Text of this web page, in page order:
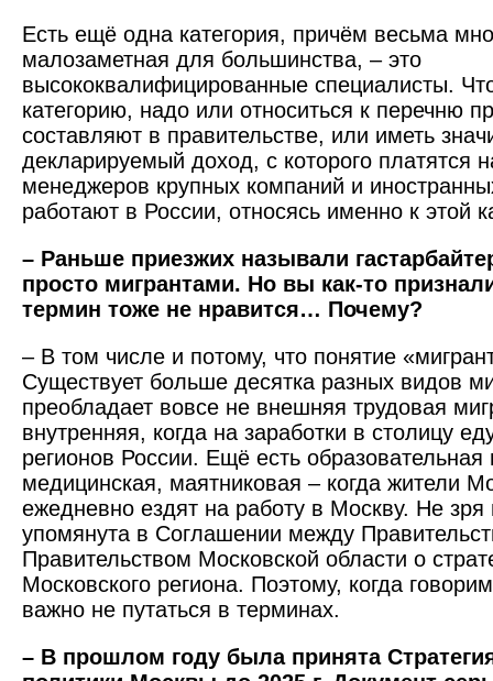
Есть ещё одна категория, причём весьма
малозаметная для большинства, – это
высококвалифицированные специалисты.
категорию, надо или относиться к перечню
составляют в правительстве, или иметь
декларируемый доход, с которого платятся
менеджеров крупных компаний и
работают в России, относясь именно к этой
– Раньше приезжих называли
просто мигрантами. Но вы как-то
термин тоже не нравится… Почему?
– В том числе и потому, что понятие
Существует больше десятка разных видов
преобладает вовсе не внеш­няя трудовая
внутренняя, когда на заработки в столицу
регионов России. Ещё есть
медицинская, маятниковая – когда жители
ежедневно ­ездят на работу в Москву. Не зря
упомянута в Соглашении между
Правительством Московской области о
Московского региона. Поэтому, когда
важно не путаться в терминах.
– В прошлом году была принята